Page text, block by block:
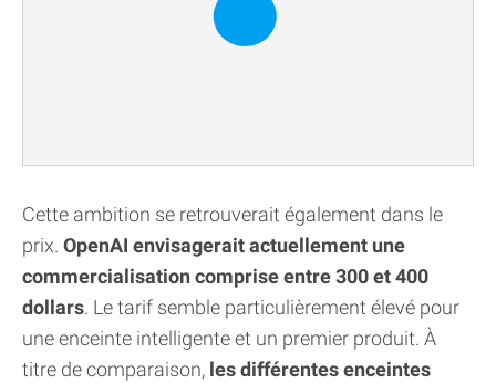
Cette ambition se retrouverait également dans le
prix. OpenAI envisagerait actuellement une
commercialisation comprise entre 300 et 400
dollars. Le tarif semble particulièrement élevé pour
une enceinte intelligente et un premier produit. À
titre de comparaison, les différentes enceintes